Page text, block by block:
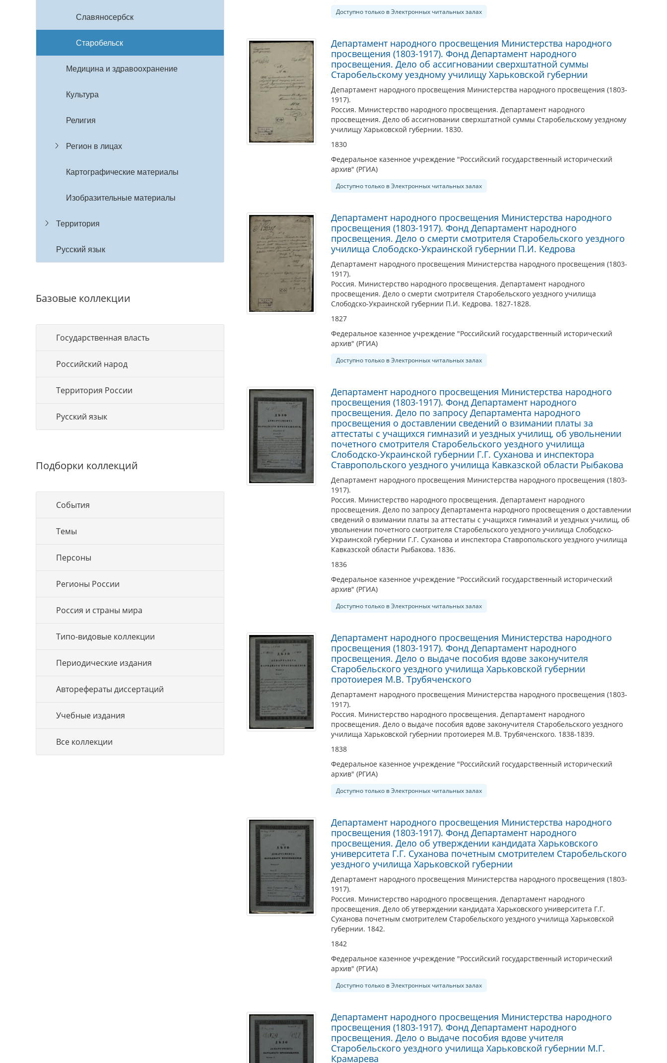
Славяносербск
Старобельск
Медицина и здравоохранение
Культура
Религия
Регион в лицах
Картографические материалы
Изобразительные материалы
Территория
Русский язык
Базовые коллекции
Государственная власть
Российский народ
Территория России
Русский язык
Подборки коллекций
События
Темы
Персоны
Регионы России
Россия и страны мира
Типо-видовые коллекции
Периодические издания
Авторефераты диссертаций
Учебные издания
Все коллекции
Доступно только в Электронных читальных залах
Департамент народного просвещения Министерства народного
просвещения (1803-1917). Фонд Департамент народного
просвещения. Дело об ассигновании сверхштатной суммы
Старобельскому уездному училищу Харьковской губернии
Департамент народного просвещения Министерства народного просвещения (1803-
1917).
Россия. Министерство народного просвещения. Департамент народного
просвещения. Дело об ассигновании сверхштатной суммы Старобельскому уездному
училищу Харьковской губернии. 1830.
1830
Федеральное казенное учреждение "Российский государственный исторический
архив" (РГИА)
Доступно только в Электронных читальных залах
Департамент народного просвещения Министерства народного
просвещения (1803-1917). Фонд Департамент народного
просвещения. Дело о смерти смотрителя Старобельского уездного
училища Слободско-Украинской губернии П.И. Кедрова
Департамент народного просвещения Министерства народного просвещения (1803-
1917).
Россия. Министерство народного просвещения. Департамент народного
просвещения. Дело о смерти смотрителя Старобельского уездного училища
Слободско-Украинской губернии П.И. Кедрова. 1827-1828.
1827
Федеральное казенное учреждение "Российский государственный исторический
архив" (РГИА)
Доступно только в Электронных читальных залах
Департамент народного просвещения Министерства народного
просвещения (1803-1917). Фонд Департамент народного
просвещения. Дело по запросу Департамента народного
просвещения о доставлении сведений о взимании платы за
аттестаты с учащихся гимназий и уездных училищ, об увольнении
почетного смотрителя Старобельского уездного училища
Слободско-Украинской губернии Г.Г. Суханова и инспектора
Ставропольского уездного училища Кавказской области Рыбакова
Департамент народного просвещения Министерства народного просвещения (1803-
1917).
Россия. Министерство народного просвещения. Департамент народного
просвещения. Дело по запросу Департамента народного просвещения о доставлении
сведений о взимании платы за аттестаты с учащихся гимназий и уездных училищ, об
увольнении почетного смотрителя Старобельского уездного училища Слободско-
Украинской губернии Г.Г. Суханова и инспектора Ставропольского уездного училища
Кавказской области Рыбакова. 1836.
1836
Федеральное казенное учреждение "Российский государственный исторический
архив" (РГИА)
Доступно только в Электронных читальных залах
Департамент народного просвещения Министерства народного
просвещения (1803-1917). Фонд Департамент народного
просвещения. Дело о выдаче пособия вдове законучителя
Старобельского уездного училища Харьковской губернии
протоиерея М.В. Трубяченского
Департамент народного просвещения Министерства народного просвещения (1803-
1917).
Россия. Министерство народного просвещения. Департамент народного
просвещения. Дело о выдаче пособия вдове законучителя Старобельского уездного
училища Харьковской губернии протоиерея М.В. Трубяченского. 1838-1839.
1838
Федеральное казенное учреждение "Российский государственный исторический
архив" (РГИА)
Доступно только в Электронных читальных залах
Департамент народного просвещения Министерства народного
просвещения (1803-1917). Фонд Департамент народного
просвещения. Дело об утверждении кандидата Харьковского
университета Г.Г. Суханова почетным смотрителем Старобельского
уездного училища Харьковской губернии
Департамент народного просвещения Министерства народного просвещения (1803-
1917).
Россия. Министерство народного просвещения. Департамент народного
просвещения. Дело об утверждении кандидата Харьковского университета Г.Г.
Суханова почетным смотрителем Старобельского уездного училища Харьковской
губернии. 1842.
1842
Федеральное казенное учреждение "Российский государственный исторический
архив" (РГИА)
Доступно только в Электронных читальных залах
Департамент народного просвещения Министерства народного
просвещения (1803-1917). Фонд Департамент народного
просвещения. Дело о выдаче пособия вдове учителя
Старобельского уездного училища Харьковской губернии М.Г.
Крамарева